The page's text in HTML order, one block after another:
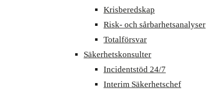
Krisberedskap
Risk- och sårbarhetsanalyser
Totalförsvar
Säkerhetskonsulter
Incidentstöd 24/7
Interim Säkerhetschef